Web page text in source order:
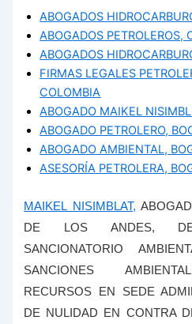
ABOGADOS
ABOGADOS PETROLEROS,
ABOGADOS
FIRMAS LEGALES
COLOMBIA
ABOGADO MAIKEL
ABOGADO PETROLERO,
ABOGADO AMBIENTAL,
ASESORÍA PETROLERA,
MAIKEL NISIMBLAT,
DE LOS ANDES,
SANCIONATORIO
SANCIONES
RECURSOS EN SEDE
DE NULIDAD EN CONTRA